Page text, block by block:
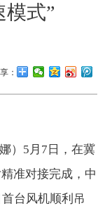
模式”
：
） 5月7日，在冀
准对接完成，中
台风机顺利吊